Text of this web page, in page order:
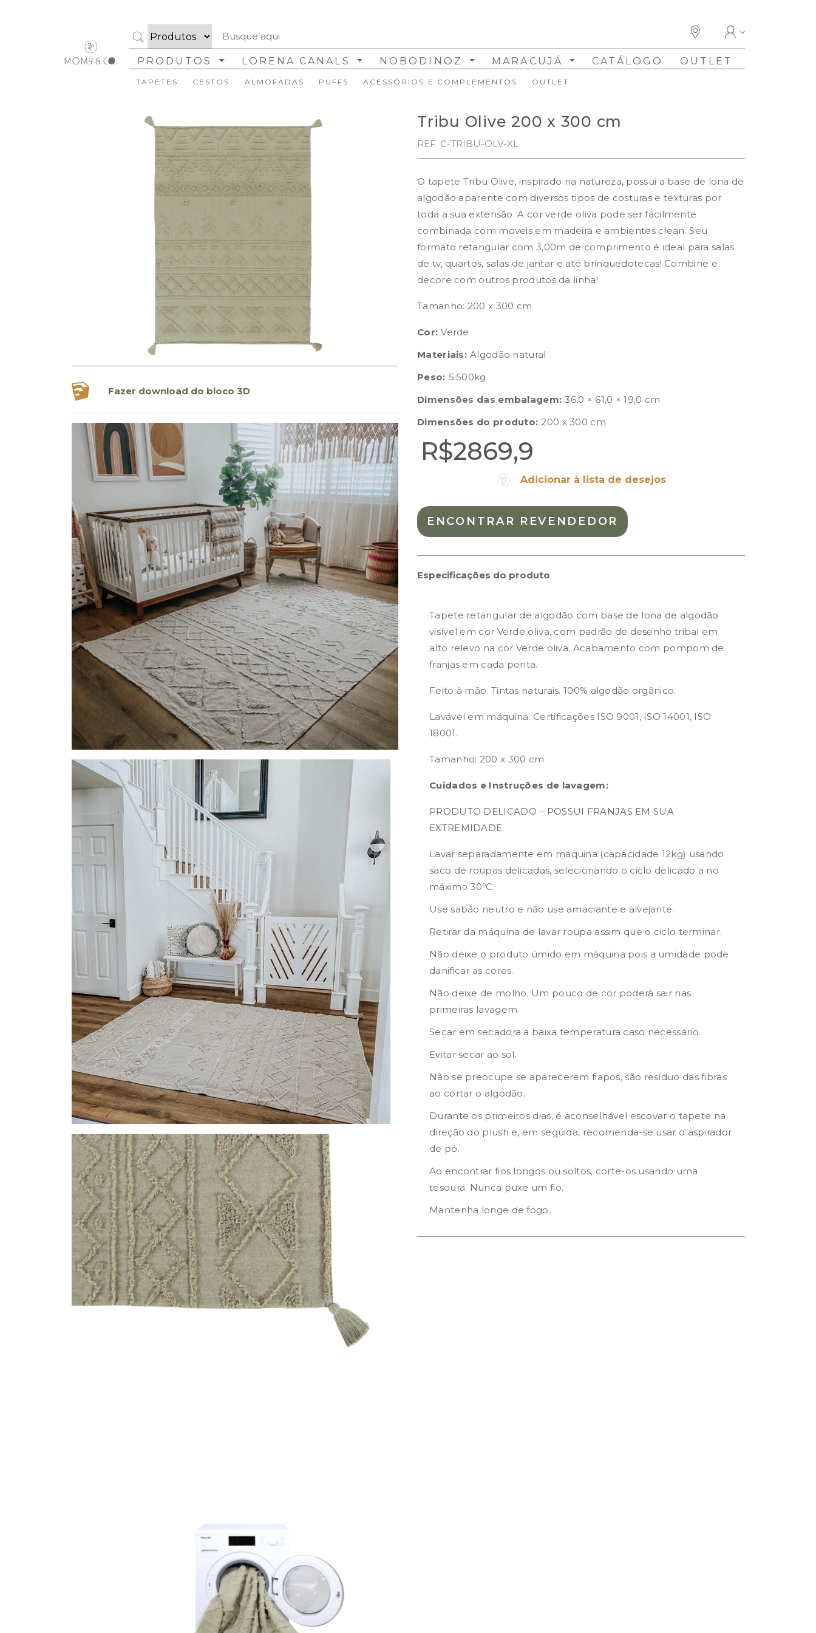
PRODUTOS LORENA CANALS NOBODINOZ MARACUJÁ CATÁLOGO OUTLET
TAPETES CESTOS ALMOFADAS PUFFS ACESSÓRIOS E COMPLEMENTOS OUTLET
Fazer download do bloco 3D
Tribu Olive 200 x 300 cm
REF. C-TRIBU-OLV-XL
O tapete Tribu Olive, inspirado na natureza, possui a base de lona de
algodão aparente com diversos tipos de costuras e texturas por
toda a sua extensão. A cor verde oliva pode ser fácilmente
combinada com moveis em madeira e ambientes clean. Seu
formato retangular com 3,00m de comprimento é ideal para salas
de tv, quartos, salas de jantar e até brinquedotecas! Combine e
decore com outros produtos da linha!
Tamanho: 200 x 300 cm
Cor: Verde
Materiais: Algodão natural
Peso: 5.500kg
Dimensões das embalagem: 36,0 × 61,0 × 19,0 cm
Dimensões do produto: 200 x 300 cm
R$2869,9
Adicionar à lista de desejos
ENCONTRAR REVENDEDOR
Especificações do produto
Tapete retangular de algodão com base de lona de algodão
visível em cor Verde oliva, com padrão de desenho tribal em
alto relevo na cor Verde oliva. Acabamento com pompom de
franjas em cada ponta.
Feito à mão. Tintas naturais. 100% algodão orgânico.
Lavável em máquina. Certificações ISO 9001, ISO 14001, ISO
18001.
Tamanho: 200 x 300 cm
Cuidados e Instruções de lavagem:
PRODUTO DELICADO – POSSUI FRANJAS EM SUA
EXTREMIDADE
Lavar separadamente em máquina (capacidade 12kg) usando
saco de roupas delicadas, selecionando o ciclo delicado a no
máximo 30ºC.
Use sabão neutro e não use amaciante e alvejante.
Retirar da máquina de lavar roupa assim que o ciclo terminar.
Não deixe o produto úmido em máquina pois a umidade pode
danificar as cores.
Não deixe de molho. Um pouco de cor poderá sair nas
primeiras lavagem.
Secar em secadora a baixa temperatura caso necessário.
Evitar secar ao sol.
Não se preocupe se aparecerem fiapos, são resíduo das fibras
ao cortar o algodão.
Durante os primeiros dias, é aconselhável escovar o tapete na
direção do plush e, em seguida, recomenda-se usar o aspirador
de pó.
Ao encontrar fios longos ou soltos, corte-os usando uma
tesoura. Nunca puxe um fio.
Mantenha longe de fogo.